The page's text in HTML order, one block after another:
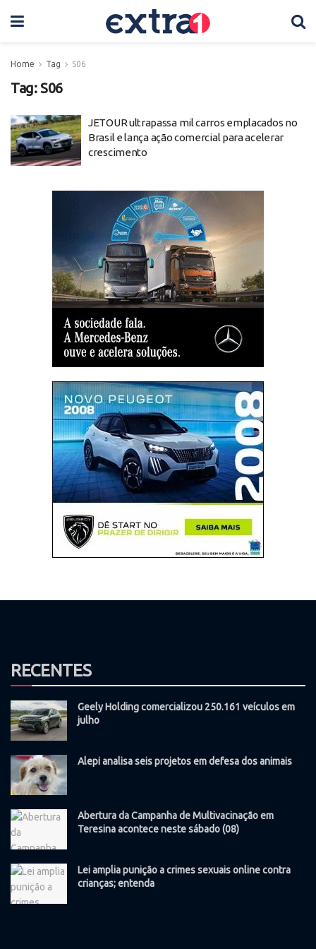
Home Tag S06
Tag:S06
JETOUR ultrapassa mil carros emplacados no
Brasil e lança ação comercial para acelerar
crescimento
RECENTES
Geely Holding comercializou 250.161 veículos em
julho
Alepi analisa seis projetos em defesa dos animais
Abertura da Campanha de Multivacinação em
Teresina acontece neste sábado (08)
Lei amplia punição a crimes sexuais online contra
crianças; entenda